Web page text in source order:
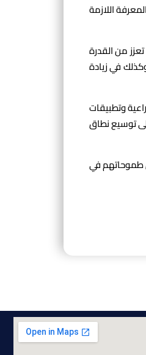
اللازمة
من القدرة
في زيادة
وتطبيقات
توسيع نطاق
طموحاتهم في